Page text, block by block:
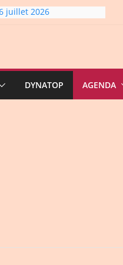
juillet 2026
#16, maxi line-
DYNATOP AGENDA